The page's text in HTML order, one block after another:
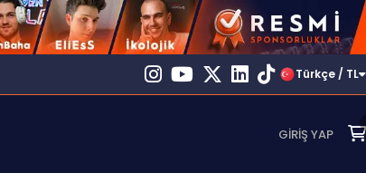
Türkçe / TL
GIRIŞ YAP